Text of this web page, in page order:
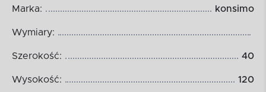
Marka: konsimo
Wymiary:
Szerokość: 40
Wysokość: 120